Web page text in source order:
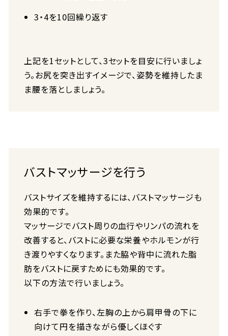
3・4を10回繰り返す
上記を1セットとして、3セットを目安に行いましょ
う。お尻を突き出すイメージで、姿勢を維持したま
ま腰を落としましょう。
バストマッサージを行う
バストサイズを維持するには、バストマッサージも
効果的です。
マッサージでバスト周りの血行やリンパの流れを
改善すると、バストに必要な栄養やホルモンが行
き渡りやすくなります。また脇や背中に流れた脂
肪をバストに戻すためにも効果的です。
以下の方法で行いましょう。
右手で拳を作り、左胸の上から肩甲骨の下に
向けて円を描きながら優しくほぐす